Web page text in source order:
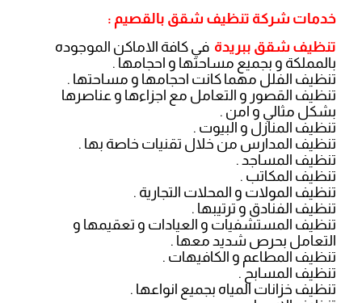
خدمات شركة تنظيف شقق بالقصيم :
تنظيف شقق ببريدة في كافة الاماكن الموجوده
بالمملكة و بجميع مساحتها و احجامها .
تنظيف الفلل مهما كانت احجامها و مساحتها .
تنظيف القصور و التعامل مع اجزاءها و عناصرها
بشكل مثالي و امن .
تنظيف المنازل و البيوت .
تنظيف المدارس من خلال تقنيات خاصة بها .
تنظيف المساجد .
تنظيف المكاتب .
تنظيف المولات و المحلات التجارية .
تنظيف الفنادق و ترتيبها .
تنظيف المستشفيات و العيادات و تعقيمها و
التعامل بحرص شديد معها .
تنظيف المطاعم و الكافيهات .
تنظيف المسابح .
تنظيف خزانات المياه بجميع انواعها .